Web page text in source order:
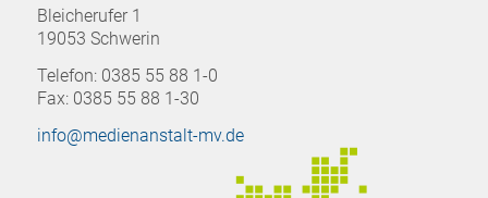
Bleicherufer 1
19053 Schwerin
Telefon: 0385 55 88 1-0
Fax: 0385 55 88 1-30
info@medienanstalt-mv.de